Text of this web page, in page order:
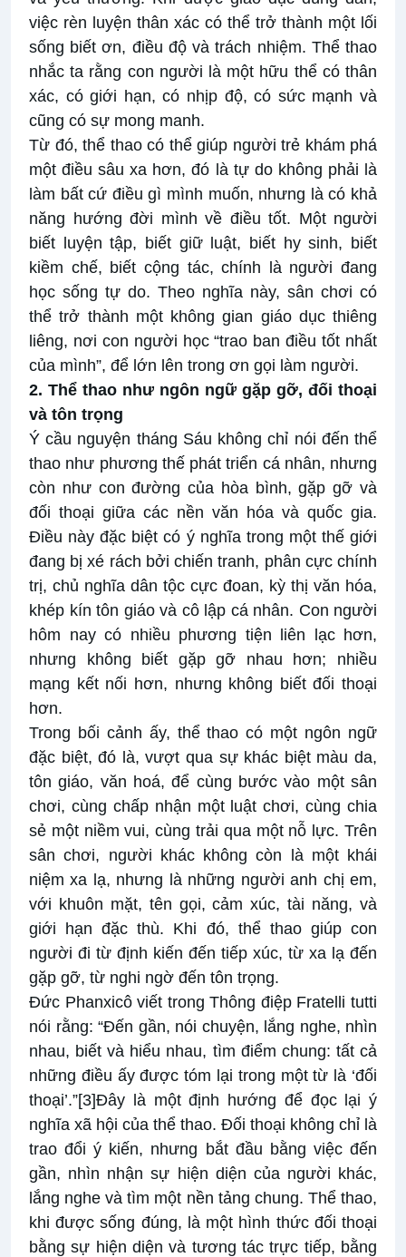
việc rèn luyện thân xác có thể trở thành một lối
sống biết ơn, điều độ và trách nhiệm. Thể thao
nhắc ta rằng con người là một hữu thể có thân
xác, có giới hạn, có nhịp độ, có sức mạnh và
cũng có sự mong manh.
Từ đó, thể thao có thể giúp người trẻ khám phá
một điều sâu xa hơn, đó là tự do không phải là
làm bất cứ điều gì mình muốn, nhưng là có khả
năng hướng đời mình về điều tốt. Một người
biết luyện tập, biết giữ luật, biết hy sinh, biết
kiềm chế, biết cộng tác, chính là người đang
học sống tự do. Theo nghĩa này, sân chơi có
thể trở thành một không gian giáo dục thiêng
liêng, nơi con người học “trao ban điều tốt nhất
của mình”, để lớn lên trong ơn gọi làm người.
2. Thể thao như ngôn ngữ gặp gỡ, đối thoại
và tôn trọng
Ý cầu nguyện tháng Sáu không chỉ nói đến thể
thao như phương thế phát triển cá nhân, nhưng
còn như con đường của hòa bình, gặp gỡ và
đối thoại giữa các nền văn hóa và quốc gia.
Điều này đặc biệt có ý nghĩa trong một thế giới
đang bị xé rách bởi chiến tranh, phân cực chính
trị, chủ nghĩa dân tộc cực đoan, kỳ thị văn hóa,
khép kín tôn giáo và cô lập cá nhân. Con người
hôm nay có nhiều phương tiện liên lạc hơn,
nhưng không biết gặp gỡ nhau hơn; nhiều
mạng kết nối hơn, nhưng không biết đối thoại
hơn.
Trong bối cảnh ấy, thể thao có một ngôn ngữ
đặc biệt, đó là, vượt qua sự khác biệt màu da,
tôn giáo, văn hoá, để cùng bước vào một sân
chơi, cùng chấp nhận một luật chơi, cùng chia
sẻ một niềm vui, cùng trải qua một nỗ lực. Trên
sân chơi, người khác không còn là một khái
niệm xa lạ, nhưng là những người anh chị em,
với khuôn mặt, tên gọi, cảm xúc, tài năng, và
giới hạn đặc thù. Khi đó, thể thao giúp con
người đi từ định kiến đến tiếp xúc, từ xa lạ đến
gặp gỡ, từ nghi ngờ đến tôn trọng.
Đức Phanxicô viết trong Thông điệp Fratelli tutti
nói rằng: “Đến gần, nói chuyện, lắng nghe, nhìn
nhau, biết và hiểu nhau, tìm điểm chung: tất cả
những điều ấy được tóm lại trong một từ là ‘đối
thoại’.”[3]Đây là một định hướng để đọc lại ý
nghĩa xã hội của thể thao. Đối thoại không chỉ là
trao đổi ý kiến, nhưng bắt đầu bằng việc đến
gần, nhìn nhận sự hiện diện của người khác,
lắng nghe và tìm một nền tảng chung. Thể thao,
khi được sống đúng, là một hình thức đối thoại
bằng sự hiện diện và tương tác trực tiếp, bằng